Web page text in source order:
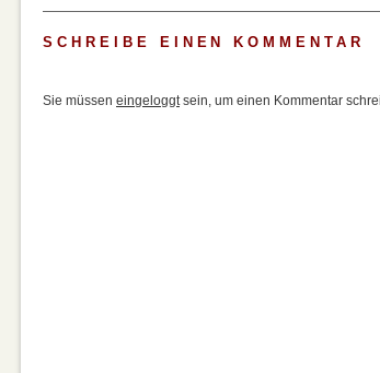
SCHREIBE EINEN KOMMENTAR
Sie müssen eingeloggtsein, um einen Kommentar